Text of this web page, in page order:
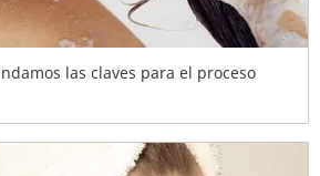
las claves para el proceso